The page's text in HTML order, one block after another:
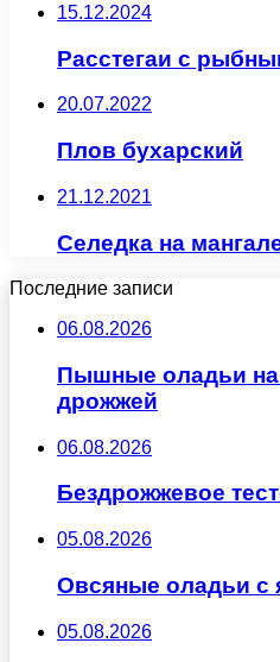
15.12.2024
Расстегаи с
20.07.2022
Плов бухарский
21.12.2021
Селедка на
Последние записи
06.08.2026
Пышные оладьи на
дрожжей
06.08.2026
Бездрожжевое
05.08.2026
Овсяные оладьи с
05.08.2026